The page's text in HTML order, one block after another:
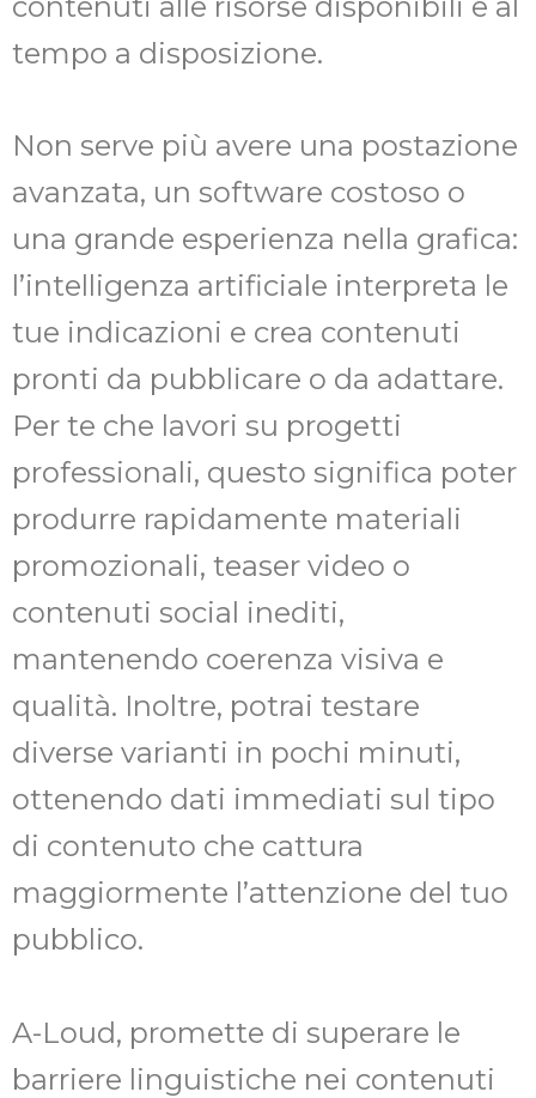
tempo a disposizione.
Non serve più avere una postazione
avanzata, un software costoso o
una grande esperienza nella grafica:
l’intelligenza artificiale interpreta le
tue indicazioni e crea contenuti
pronti da pubblicare o da adattare.
Per te che lavori su progetti
professionali, questo significa poter
produrre rapidamente materiali
promozionali, teaser video o
contenuti social inediti,
mantenendo coerenza visiva e
qualità. Inoltre, potrai testare
diverse varianti in pochi minuti,
ottenendo dati immediati sul tipo
di contenuto che cattura
maggiormente l’attenzione del tuo
pubblico.
A-Loud, promette di superare le
barriere linguistiche nei contenuti